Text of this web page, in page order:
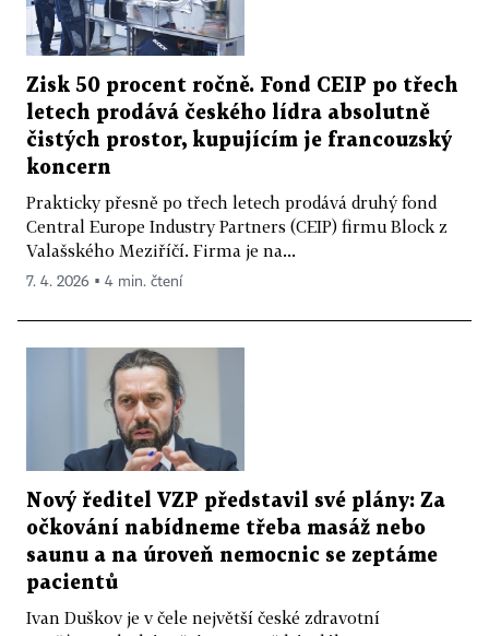
Zisk 50 procent ročně. Fond CEIP po třech
letech prodává českého lídra absolutně
čistých prostor, kupujícím je francouzský
koncern
Prakticky přesně po třech letech prodává druhý fond
Central Europe Industry Partners (CEIP) firmu Block z
Valašského Meziříčí. Firma je na...
7. 4. 2026 ▪ 4 min. čtení
Nový ředitel VZP představil své plány: Za
očkování nabídneme třeba masáž nebo
saunu a na úroveň nemocnic se zeptáme
pacientů
Ivan Duškov je v čele největší české zdravotní